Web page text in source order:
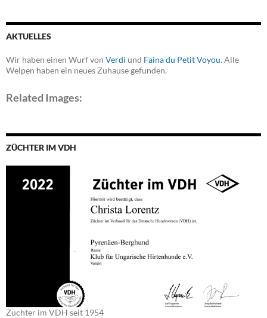
AKTUELLES
Wir haben einen Wurf von Verdi und Faina du Petit Voyou. Alle
Welpen haben ein neues Zuhause gefunden.
Related Images:
ZÜCHTER IM VDH
Züchter im VDH seit 1954